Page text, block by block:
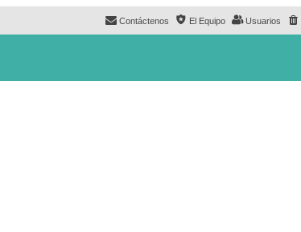
Usuarios
El Equipo
Contáctenos